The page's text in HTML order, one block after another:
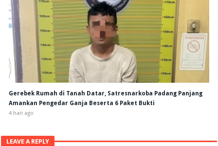
Gerebek Rumah di Tanah Datar, Satresnarkoba Padang Panjang
Amankan Pengedar Ganja Beserta 6 Paket Bukti
4 hari ago
LEAVE A REPLY